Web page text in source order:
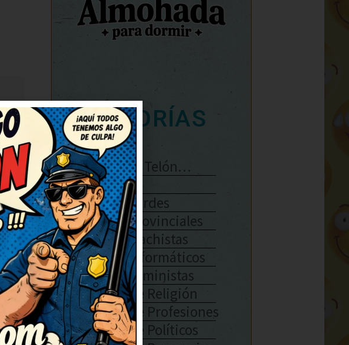
CATEGORÍAS
Se Abre El Telón…
Enlaces
Chistes Verdes
Chistes Provinciales
Chistes Machistas
Chistes Informáticos
Chistes Feministas
Chistes De Religión
Chistes De Profesiones
Chistes De Políticos